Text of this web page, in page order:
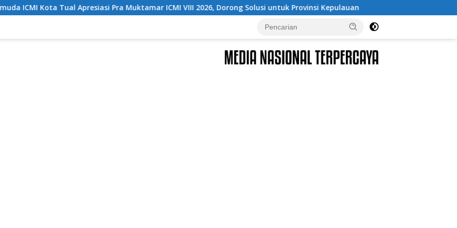
Pra Muktamar ICMI VIII 2026, Dorong Solusi untuk Provinsi Kepulauan Pendiri No Viral No Justice, Advokat M.